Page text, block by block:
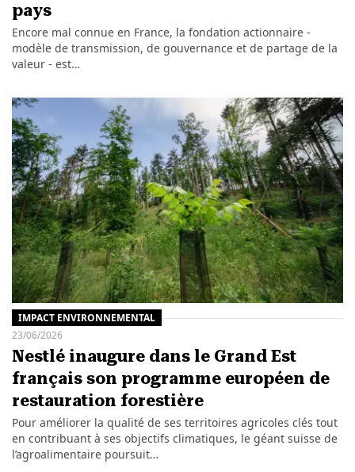
pays
Encore mal connue en France, la fondation actionnaire -
modèle de transmission, de gouvernance et de partage de la
valeur - est…
IMPACT ENVIRONNEMENTAL
23/06/2026
Nestlé inaugure dans le Grand Est
français son programme européen de
restauration forestière
Pour améliorer la qualité de ses territoires agricoles clés tout
en contribuant à ses objectifs climatiques, le géant suisse de
l’agroalimentaire poursuit…